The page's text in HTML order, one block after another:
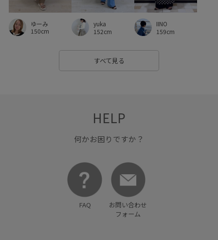
ゆーみ
150cm
yuka
152cm
IINO
159cm
すべて見る
HELP
何かお困りですか？
FAQ
お問い合わせ
フォーム